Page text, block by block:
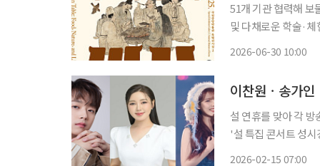
51개 기관 협력해 보
및 다채로운 학술·체험 행사 마련 국립중앙박물관이 한
2026-06-30 10:00
이찬원ㆍ송가
설 연휴를 맞아 각 방송사에
'설 특집 콘서트 성
2026-02-15 07:00